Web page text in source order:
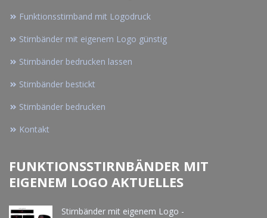
Funktionsstirnband mit Logodruck
Stirnbänder mit eigenem Logo günstig
Stirnbänder bedrucken lassen
Stirnbänder bestickt
Stirnbänder bedrucken
Kontakt
FUNKTIONSSTIRNBÄNDER MIT
EIGENEM LOGO AKTUELLES
Stirnbänder mit eigenem Logo -